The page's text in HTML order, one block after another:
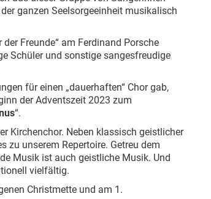
ganzen Seelsorgeeinheit musikalisch
Freunde“ am Ferdinand Porsche
Schüler und sonstige sangesfreudige
für einen „dauerhaften“ Chor gab,
der Adventszeit 2023 zum
“.
Kirchenchor. Neben klassisch geistlicher
zu unserem Repertoire. Getreu dem
Musik ist auch geistliche Musik. Und
vielfältig.
Christmette und am 1.